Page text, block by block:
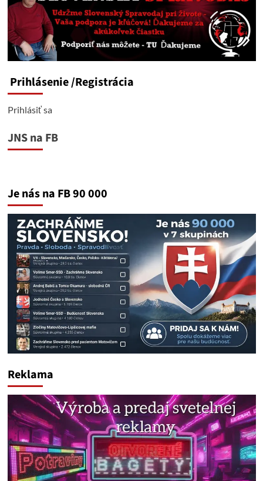
Prihlásenie/Registrácia
Prihlásiť sa
JNS na FB
Je nás na FB 90 000
Reklama